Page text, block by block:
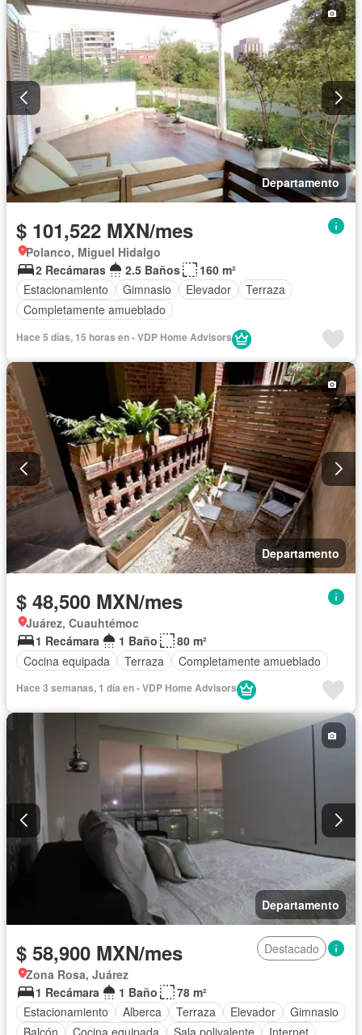
Departamento
$ 101,522 MXN/mes
Polanco, Miguel Hidalgo
2 Recámaras
2.5 Baños
160 m²
Estacionamiento
Gimnasio Elevador
Terraza
Completamente amueblado
Hace 5 días, 15 horas en - VDP Home Advisors
Departamento
$ 48,500 MXN/mes
Juárez, Cuauhtémoc
1 Recámara
1 Baño
80 m²
Cocina equipada
Terraza Completamente amueblado
Hace 3 semanas, 1 día en - VDP Home Advisors
Departamento
$ 58,900 MXN/mes
Destacado
Zona Rosa, Juárez
1 Recámara
1 Baño
78 m²
Estacionamiento
Alberca Terraza Elevador
Gimnasio